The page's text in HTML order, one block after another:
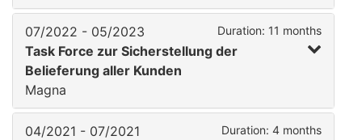
07/2022 - 05/2023 Duration: 11 months
Task Force zur Sicherstellung der
Belieferung aller Kunden
Magna
04/2021 - 07/2021 Duration: 4 months